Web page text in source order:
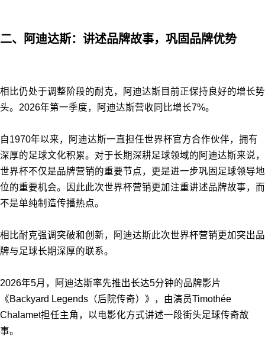
二、阿迪达斯：讲述品牌故事，巩固品牌优势
相比仍处于调整阶段的耐克，阿迪达斯目前正保持良好的增长势
头。2026年第一季度，阿迪达斯营收同比增长7%。
自1970年以来，阿迪达斯一直担任世界杯官方合作伙伴，拥有
深厚的足球文化积累。对于长期深耕足球领域的阿迪达斯来说，
世界杯不仅是品牌营销的重要节点，更是进一步巩固足球领导地
位的重要机会。因此此次世界杯营销更加注重讲述品牌故事，而
不是单纯制造传播热点。
相比耐克强调突破和创新，阿迪达斯此次世界杯营销更加突出品
牌与足球长期深厚的联系。
2026年5月，阿迪达斯率先推出长达5分钟的品牌影片
《Backyard Legends（后院传奇）》，由演员Timothée
Chalamet担任主角，以电影化方式讲述一段街头足球传奇故
事。